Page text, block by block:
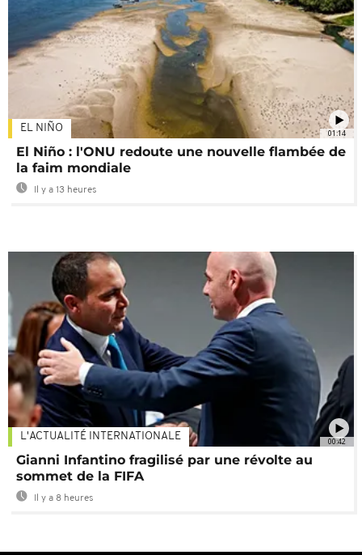
01:14
EL NIÑO
El Niño : l'ONU redoute une nouvelle flambée de
la faim mondiale
Il y a 13 heures
00:42
L'ACTUALITÉ INTERNATIONALE
Gianni Infantino fragilisé par une révolte au
sommet de la FIFA
Il y a 8 heures